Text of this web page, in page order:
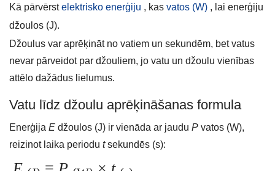
Kā pārvērstelektrisko enerģiju , kas vatos (W) , lai enerģiju
džoulos (J).
Džoulus var aprēķināt no vatiem un sekundēm, bet vatus
nevar pārveidot par džouliem, jo ​​vatu un džoulu vienības
attēlo dažādus lielumus.
Vatu līdz džoulu aprēķināšanas formula
Enerģija E džoulos (J) ir vienāda ar jaudu P vatos (W),
reizinot laika periodu tsekundēs (s):